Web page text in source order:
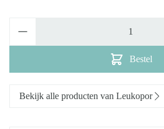
Bestel
Bekijk alle producten van Leukopor